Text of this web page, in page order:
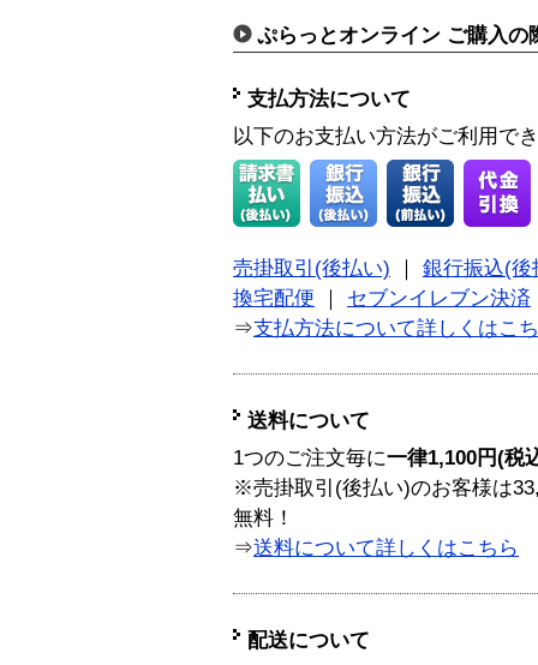
ぷらっとオンライン ご購入の
支払方法について
以下のお支払い方法がご利用で
売掛取引(後払い)
銀行振込(後
換宅配便
セブンイレブン決済
⇒支払方法について詳しくはこ
送料について
1つのご注文毎に一律1,100円(税
※売掛取引(後払い)のお客様は
無料！
⇒送料について詳しくはこちら
配送について